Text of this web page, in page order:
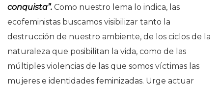
conquista”. Como nuestro lema lo indica, las
ecofeministas buscamos visibilizar tanto la
destrucción de nuestro ambiente, de los ciclos de la
naturaleza que posibilitan la vida, como de las
múltiples violencias de las que somos víctimas las
mujeres e identidades feminizadas. Urge actuar